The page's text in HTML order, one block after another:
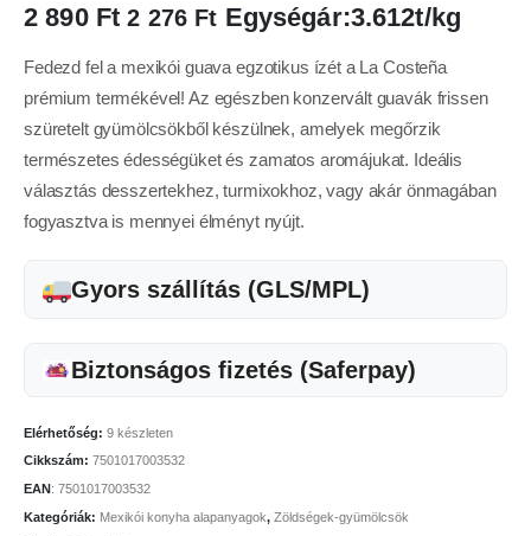
2 890 Ft 2 276 Ft Egységár:3.612t/kg
Fedezd fel a mexikói guava egzotikus ízét a La Costeña
prémium termékével! Az egészben konzervált guavák frissen
szüretelt gyümölcsökből készülnek, amelyek megőrzik
természetes édességüket és zamatos aromájukat. Ideális
választás desszertekhez, turmixokhoz, vagy akár önmagában
fogyasztva is mennyei élményt nyújt.
Gyors szállítás (GLS/MPL)
Biztonságos fizetés (Saferpay)
Elérhetőség: 9 készleten
Cikkszám: 7501017003532
EAN: 7501017003532
Kategóriák: Mexikói konyha alapanyagok, Zöldségek-gyümölcsök